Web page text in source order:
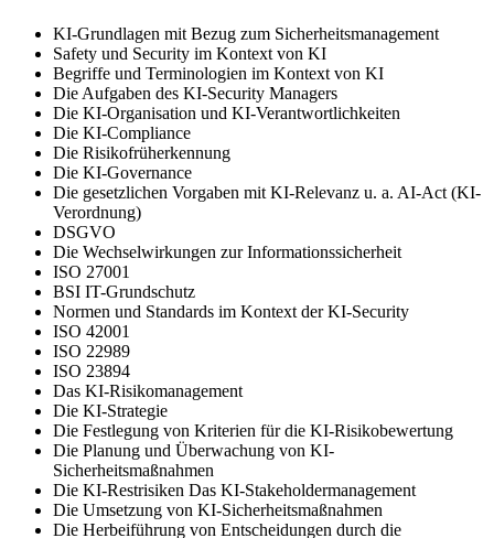
KI-Grundlagen mit Bezug zum Sicherheitsmanagement
Safety und Security im Kontext von KI
Begriffe und Terminologien im Kontext von KI
Die Aufgaben des KI-Security Managers
Die KI-Organisation und KI-Verantwortlichkeiten
Die KI-Compliance
Die Risikofrüherkennung
Die KI-Governance
Die gesetzlichen Vorgaben mit KI-Relevanz u. a. AI-Act (KI-
Verordnung)
DSGVO
Die Wechselwirkungen zur Informationssicherheit
ISO 27001
BSI IT-Grundschutz
Normen und Standards im Kontext der KI-Security
ISO 42001
ISO 22989
ISO 23894
Das KI-Risikomanagement
Die KI-Strategie
Die Festlegung von Kriterien für die KI-Risikobewertung
Die Planung und Überwachung von KI-
Sicherheitsmaßnahmen
Die KI-Restrisiken Das KI-Stakeholdermanagement
Die Umsetzung von KI-Sicherheitsmaßnahmen
Die Herbeiführung von Entscheidungen durch die